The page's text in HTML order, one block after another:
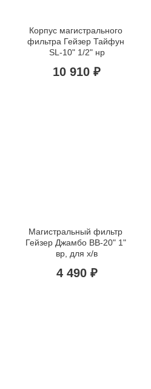
Корпус магистрального
фильтра Гейзер Тайфун
SL-10" 1/2" нр
10 910 ₽
Магистральный фильтр
Гейзер Джамбо BB-20" 1"
вр, для х/в
4 490 ₽